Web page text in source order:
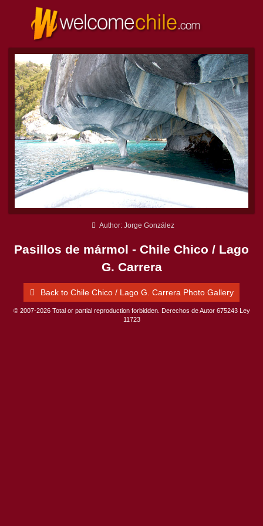
Author: Jorge González
Pasillos de mármol - Chile Chico / Lago
G. Carrera
Back to Chile Chico / Lago G. Carrera Photo Gallery
© 2007-2026 Total or partial reproduction forbidden. Derechos de Autor 675243 Ley
11723